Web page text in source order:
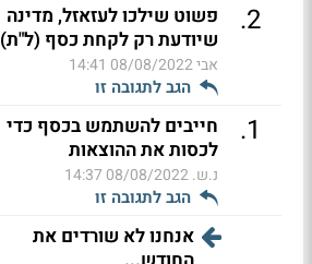
2
.
פשוט שילכו לעזאזל, מדינה
שיודעת רק לקחת כסף (ל"ת)
אבי08/08/2022 14:41
הגב לתגובה זו
1
.
חייבים להשתמש בכסף כדי
לכסות את ההוצאות
נ.ש.08/08/2022 14:37
הגב לתגובה זו
אנחנו לא שורדים את